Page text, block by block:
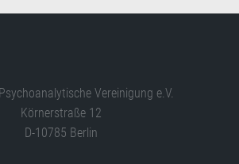
Vereinigung e.V.
Körnerstraße 12
D-10785 Berlin